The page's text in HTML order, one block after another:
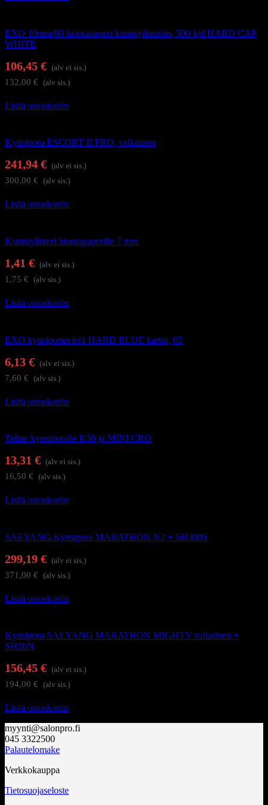
EXO 10mm/60 hiontapaperi kumisylinteriin, 500 kpl HARD CAP
WHITE
106,45 € (alv ei sis.)
132,00 € (alv sis.)
Lisää ostoskoriin
Kynsipora ESCORT II PRO, valkoinen
241,94 € (alv ei sis.)
300,00 € (alv sis.)
Lisää ostoskoriin
Kumisylinteri hiontapaperille 7 mm
1,41 € (alv ei sis.)
1,75 € (alv sis.)
Lisää ostoskoriin
EXO kynsiporan terä HARD BLUE kartio, 05
6,13 € (alv ei sis.)
7,60 € (alv sis.)
Lisää ostoskoriin
Teline kynsiporalle K38 ja MINI CRO
13,31 € (alv ei sis.)
16,50 € (alv sis.)
Lisää ostoskoriin
SAEYANG Kynsipora MARATHON N2 + SH300S
299,19 € (alv ei sis.)
371,00 € (alv sis.)
Lisää ostoskoriin
Kynsipora SAEYANG MARATHON MIGHTY valkoinen +
SH20N
156,45 € (alv ei sis.)
194,00 € (alv sis.)
Lisää ostoskoriin
myynti@salonpro.fi
045 3322500
Palautelomake
Verkkokauppa
Tietosuojaseloste